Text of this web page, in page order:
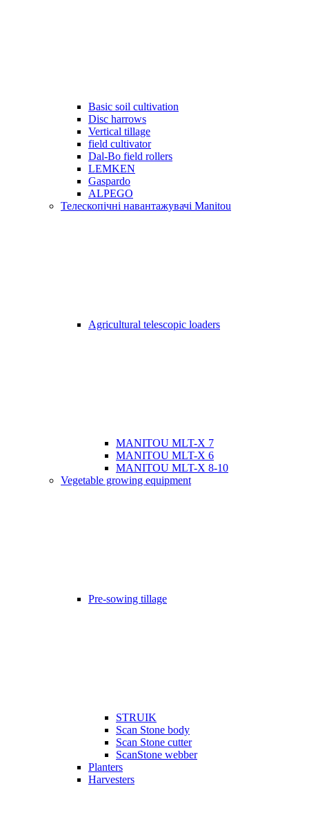
Basic soil cultivation
Disc harrows
Vertical tillage
field cultivator
Dal-Bo field rollers
LEMKEN
Gaspardo
ALPEGO
Телескопічні навантажувачі Manitou
Agricultural telescopic loaders
MANITOU MLT-X 7
MANITOU MLT-X 6
MANITOU MLT-X 8-10
Vegetable growing equipment
Pre-sowing tillage
STRUIK
Scan Stone body
Scan Stone cutter
ScanStone webber
Planters
Harvesters